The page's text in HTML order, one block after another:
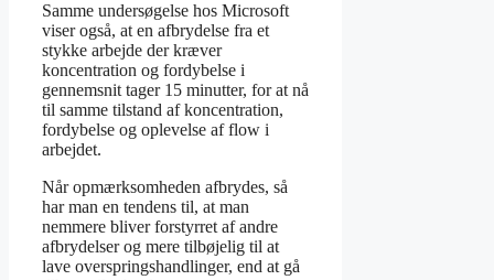
Samme undersøgelse hos Microsoft
viser også, at en afbrydelse fra et
stykke arbejde der kræver
koncentration og fordybelse i
gennemsnit tager 15 minutter, for at nå
til samme tilstand af koncentration,
fordybelse og oplevelse af flow i
arbejdet.
Når opmærksomheden afbrydes, så
har man en tendens til, at man
nemmere bliver forstyrret af andre
afbrydelser og mere tilbøjelig til at
lave overspringshandlinger, end at gå